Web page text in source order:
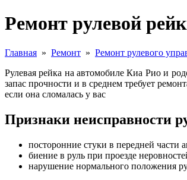
Ремонт рулевой
Главная » Ремонт » Ремонт рулевого
Рулевая рейка на автомобиле Киа Рио и
запас прочности и в среднем требует
если она сломалась у вас
Признаки неисправности
посторонние стуки в передней части
биение в руль при проезде
нарушение нормального положения